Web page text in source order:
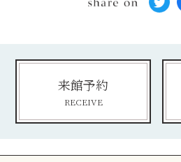
来館予約
RECEIVE